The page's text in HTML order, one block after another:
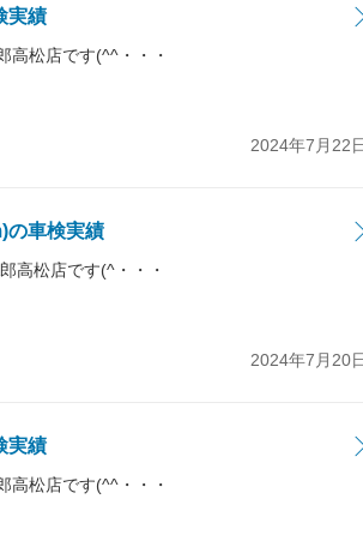
実績
高松店です(^^・・・
2024年7月22
の車検実績
高松店です(^・・・
2024年7月20
実績
高松店です(^^・・・